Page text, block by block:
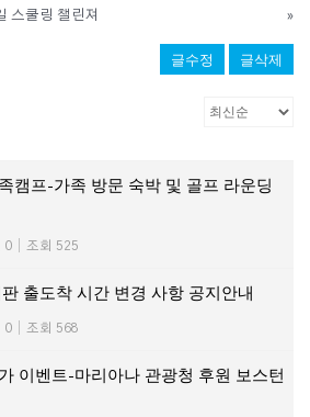
스쿨링 챌린져 »
글수정 글삭제
캠프-가족 방문 숙박 및 골프 라운딩
0 조회 525
출도착 시간 변경 사항 공지안내
0 조회 568
이벤트-마리아나 관광청 후원 보스턴